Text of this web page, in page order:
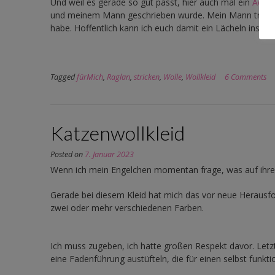
und meinem Mann geschrieben wurde. Mein Mann trägt
habe. Hoffentlich kann ich euch damit ein Lächeln ins
TaggedfürMich, Raglan, stricken, Wolle, Wollkleid 6 Comments
Katzenwollkleid
Posted on 7. Januar 2023
Wenn ich mein Engelchen momentan frage, was auf
Gerade bei diesem Kleid hat mich das vor neue
zwei oder mehr verschiedenen Farben.
Ich muss zugeben, ich hatte großen Respekt davor.
eine Fadenführung austüfteln, die für einen selbst